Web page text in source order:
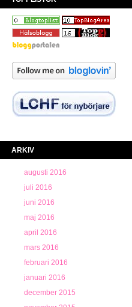
ARKIV
augusti 2016
juli 2016
juni 2016
maj 2016
april 2016
mars 2016
februari 2016
januari 2016
december 2015